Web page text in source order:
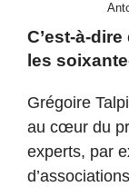
C’est-à-
les
Grégoire
au cœur du
experts, par